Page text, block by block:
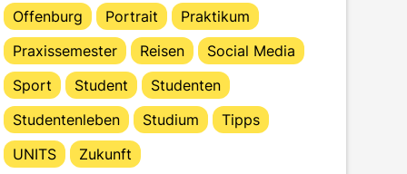
Offenburg
Portrait
Praktikum
Praxissemester
Reisen
Social Media
Sport
Student
Studenten
Studentenleben
Studium
Tipps
UNITS
Zukunft